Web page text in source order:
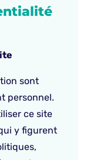
sont
personnel.
ce site
y figurent